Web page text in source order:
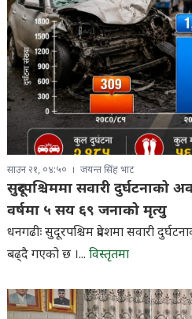
साउन २१, ०४:५० जयन्त सिंह भाट
सुदूरपश्चिममा सवारी दुर्घटनाको
वर्षमा ५ सय ६९ जनाको मृत्यु
धनगढीः सुदूरपश्चिम प्रदेशमा सवारी
बढ्दै गएको छ ।... विस्तृतमा